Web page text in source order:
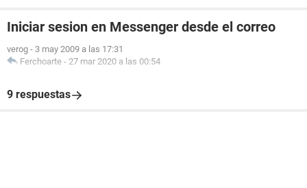
Iniciar sesion en Messenger desde el correo
verog - 3 may 2009 a las 17:31
Ferchoarte - 27 mar 2020 a las 00:54
9 respuestas